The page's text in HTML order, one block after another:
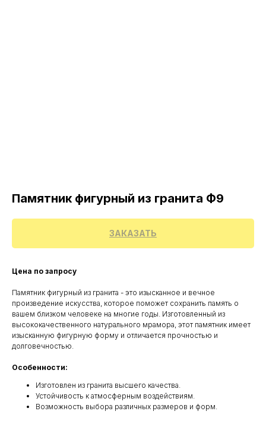
Памятник фигурный из гранита Ф9
ЗАКАЗАТЬ
Цена по запросу
Памятник фигурный из гранита - это изысканное и вечное
произведение искусства, которое поможет сохранить память о
вашем близком человеке на многие годы. Изготовленный из
высококачественного натурального мрамора, этот памятник имеет
изысканную фигурную форму и отличается прочностью и
долговечностью.
Особенности:
Изготовлен из гранита высшего качества.
Устойчивость к атмосферным воздействиям.
Возможность выбора различных размеров и форм.